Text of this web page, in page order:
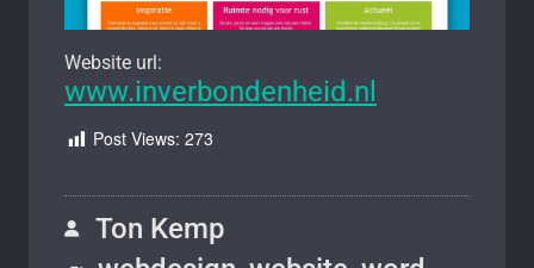
Website url:
www.inverbondenheid.nl
Post Views: 273
Ton Kemp